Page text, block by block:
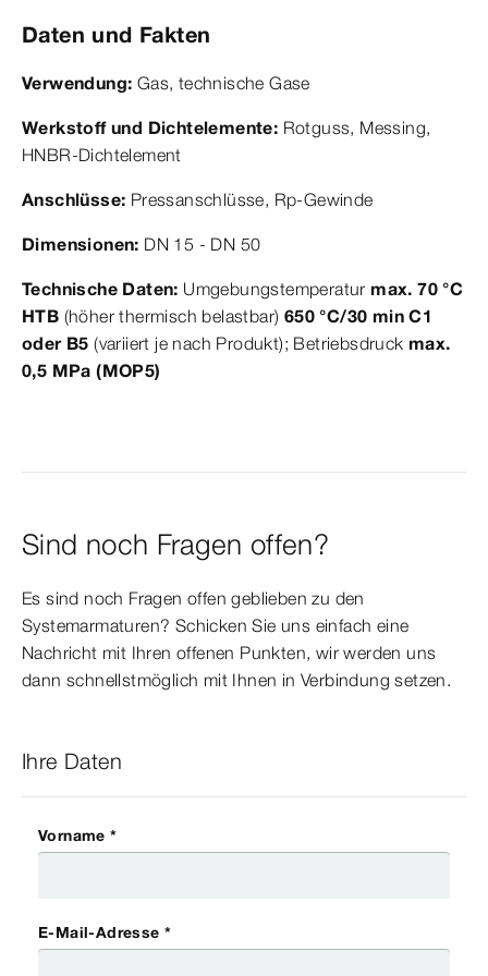
Daten und Fakten
Verwendung: Gas, technische Gase
Werkstoff und Dichtelemente: Rotguss, Messing,
HNBR-Dichtelement
Anschlüsse: Pressanschlüsse, Rp-Gewinde
Dimensionen: DN 15 - DN 50
Technische Daten: Umgebungstemperatur max. 70 °C
HTB (höher thermisch belastbar) 650 °C/30 min C1
oder B5(variiert je nach Produkt); Betriebsdruck max.
0,5 MPa (MOP5)
Sind noch Fragen offen?
Es sind noch Fragen offen geblieben zu den
Systemarmaturen? Schicken Sie uns einfach eine
Nachricht mit Ihren offenen Punkten, wir werden uns
dann schnellstmöglich mit Ihnen in Verbindung setzen.
Ihre Daten
Vorname *
E-Mail-Adresse *